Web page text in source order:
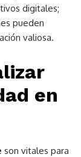
digitales;
pueden
valiosa.
en
son vitales para